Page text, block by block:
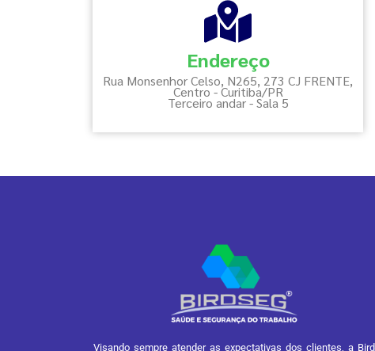
Endereço
Rua Monsenhor Celso, N265, 273 CJ FRENTE,
Centro - Curitiba/PR
Terceiro andar - Sala 5
Visando sempre atender as expectativas dos clientes, a Bird